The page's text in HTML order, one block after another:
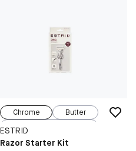
Chrome
Butter
ESTRID
Razor Starter Kit